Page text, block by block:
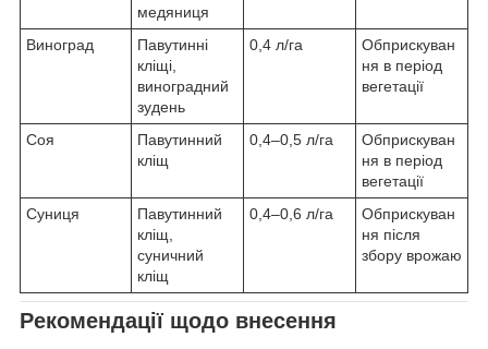
медяниця
Виноград
Павутинні
кліщі,
виноградний
зудень
0,4 л/га
Обприскуван
ня в період
вегетації
Соя
Павутинний
кліщ
0,4–0,5 л/га
Обприскуван
ня в період
вегетації
Суниця
Павутинний
кліщ,
суничний
кліщ
0,4–0,6 л/га
Обприскуван
ня після
збору врожаю
Рекомендації щодо внесення